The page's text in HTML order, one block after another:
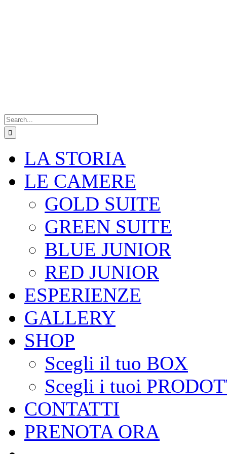
for:
LA STORIA
LE CAMERE
GOLD SUITE
GREEN SUITE
BLUE JUNIOR
RED JUNIOR
ESPERIENZE
GALLERY
SHOP
Scegli il tuo BOX
Scegli i tuoi
CONTATTI
PRENOTA ORA